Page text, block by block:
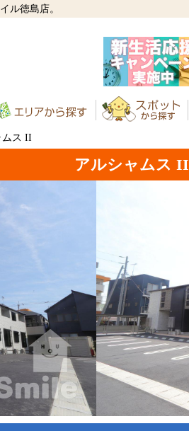
ル徳島店。
ムス II
アルシャムス II